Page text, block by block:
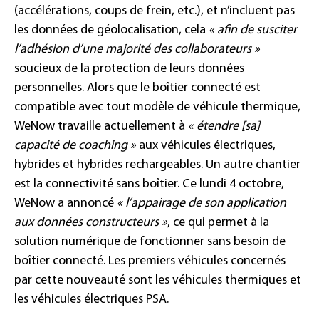
(accélérations, coups de frein, etc.), et n’incluent pas
les données de géolocalisation, cela « afin de susciter
l’adhésion d’une majorité des collaborateurs »
soucieux de la protection de leurs données
personnelles. Alors que le boîtier connecté est
compatible avec tout modèle de véhicule thermique,
WeNow travaille actuellement à « étendre [sa]
capacité de coaching » aux véhicules électriques,
hybrides et hybrides rechargeables. Un autre chantier
est la connectivité sans boîtier. Ce lundi 4 octobre,
WeNow a annoncé « l’appairage de son application
aux données constructeurs », ce qui permet à la
solution numérique de fonctionner sans besoin de
boîtier connecté. Les premiers véhicules concernés
par cette nouveauté sont les véhicules thermiques et
les véhicules électriques PSA.